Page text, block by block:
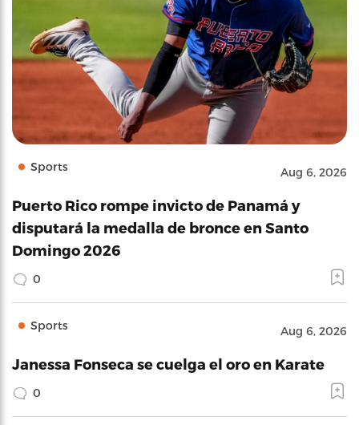
Sports Aug 6, 2026
Puerto Rico rompe invicto de Panamá y
disputará la medalla de bronce en Santo
Domingo 2026
0
Sports Aug 6, 2026
Janessa Fonseca se cuelga el oro en Karate
0